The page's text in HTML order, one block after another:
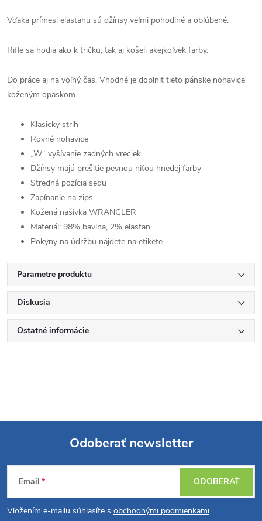
Vďaka prímesi elastanu sú džínsy veľmi pohodlné a obľúbené.
Rifle sa hodia ako k tričku, tak aj košeli akejkoľvek farby.
Do práce aj na voľný čas. Vhodné je doplniť tieto pánske nohavice
koženým opaskom.
Klasický strih
Rovné nohavice
„W“ vyšívanie zadných vreciek
Džínsy majú prešitie pevnou niťou hnedej farby
Stredná pozícia sedu
Zapínanie na zips
Kožená našivka WRANGLER
Materiál: 98% bavlna, 2% elastan
Pokyny na údržbu nájdete na etikete
Parametre produktu
Diskusia
Ostatné informácie
Z
á
Odoberať newsletter
Email
Vložením e-mailu súhlasíte s obchodnými podmienkami.
ODOBERAŤ